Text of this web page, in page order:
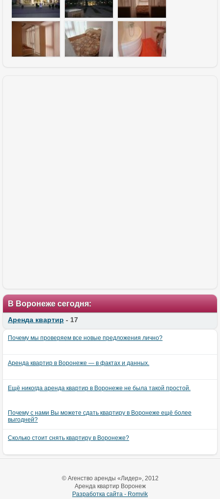
В Воронеже сегодня:
Аренда квартир - 17
Почему мы проверяем все новые предложения лично?
Аренда квартир в Воронеже — в фактах и данных.
Ещё никогда аренда квартир в Воронеже не была такой простой.
Почему с нами Вы можете сдать квартиру в Воронеже ещё более
выгодней?
Сколько стоит снять квартиру в Воронеже?
© Агенство аренды «Лидер», 2012
Аренда квартир Воронеж
Разработка сайта - Romvik